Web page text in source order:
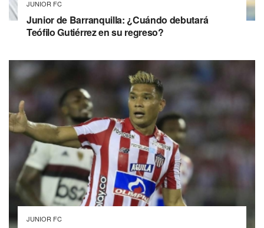
JUNIOR FC
Junior de Barranquilla: ¿Cuándo debutará
Teófilo Gutiérrez en su regreso?
JUNIOR FC